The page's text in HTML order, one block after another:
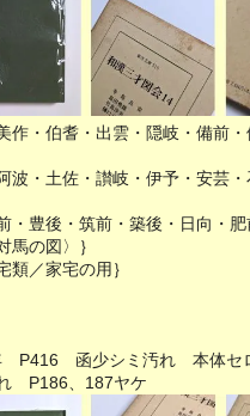
・伯耆・出雲・隠岐・備前・
・土佐・讃岐・伊予・安芸・
豊後・筑前・築後・日向・肥
馬の図〉｝
／家宅の用｝
P416 函少シミ汚れ 本体セ
P186、187ヤケ